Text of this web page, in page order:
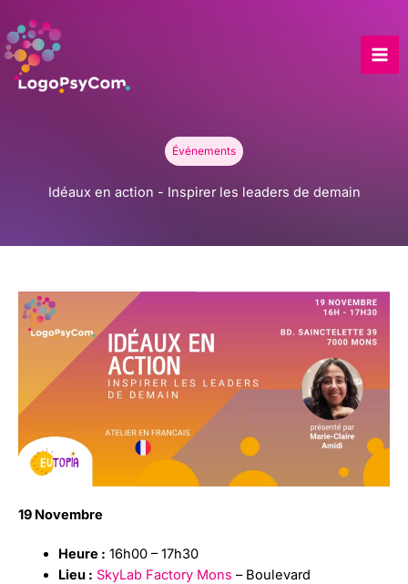
to
content
Événements
Idéaux en action - Inspirer les leaders de demain
19 Novembre
Heure : 16h00 – 17h30
Lieu : SkyLab Factory Mons – Boulevard